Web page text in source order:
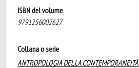
ISBN del volume
9791256002627
Collana o serie
ANTROPOLOGIA DELLA CONTEMPORANEITÀ